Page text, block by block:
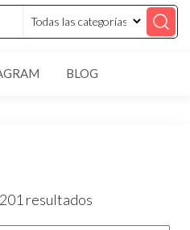
BLOG
resultados
por